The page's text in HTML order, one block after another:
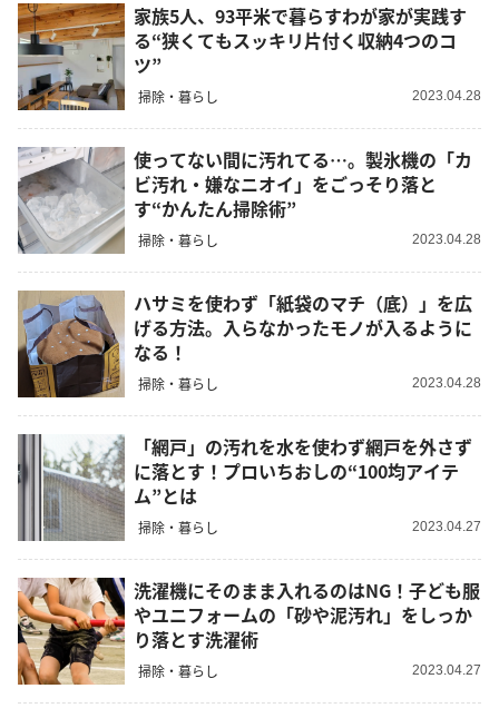
家族5人、93平米で暮らすわが家が実践す
る“狭くてもスッキリ片付く収納4つのコ
ツ”
掃除・暮らし 2023.04.28
使ってない間に汚れてる…。製氷機の「カ
ビ汚れ・嫌なニオイ」をごっそり落と
す“かんたん掃除術”
掃除・暮らし 2023.04.28
ハサミを使わず「紙袋のマチ（底）」を広
げる方法。入らなかったモノが入るように
なる！
掃除・暮らし 2023.04.28
「網戸」の汚れを水を使わず網戸を外さず
に落とす！プロいちおしの“100均アイテ
ム”とは
掃除・暮らし 2023.04.27
洗濯機にそのまま入れるのはNG！子ども服
やユニフォームの「砂や泥汚れ」をしっか
り落とす洗濯術
掃除・暮らし 2023.04.27